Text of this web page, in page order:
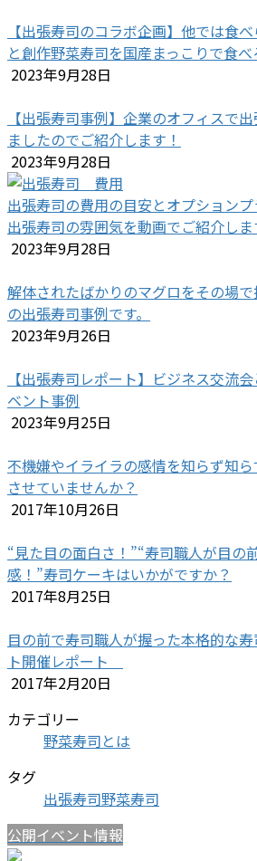
【出張寿司のコラボ企画】他では食
と創作野菜寿司を国産まっこりで食
2023年9月28日
【出張寿司事例】企業のオフィスで
ましたのでご紹介します！
2023年9月28日
出張寿司の費用の目安とオプション
出張寿司の雰囲気を動画でご紹介しま
2023年9月28日
解体されたばかりのマグロをその場
の出張寿司事例です。
2023年9月26日
【出張寿司レポート】ビジネス交流
ベント事例
2023年9月25日
不機嫌やイライラの感情を知らず知
させていませんか？
2017年10月26日
“見た目の面白さ！”“寿司職人が目の
感！”寿司ケーキはいかがですか？
2017年8月25日
目の前で寿司職人が握った本格的な
ト開催レポート
2017年2月20日
カテゴリー
野菜寿司とは
タグ
出張寿司野菜寿司
公開イベント情報